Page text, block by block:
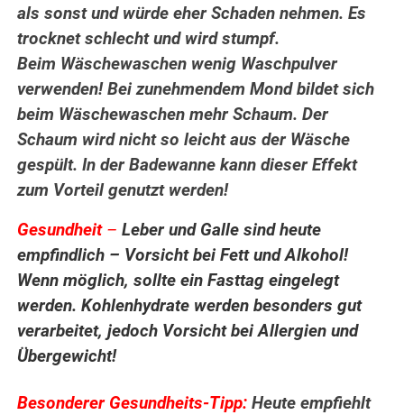
als sonst und würde eher Schaden nehmen. Es
trocknet schlecht und wird stumpf.
Beim Wäschewaschen wenig Waschpulver
verwenden! Bei zunehmendem Mond bildet sich
beim Wäschewaschen mehr Schaum. Der
Schaum wird nicht so leicht aus der Wäsche
gespült. In der Badewanne kann dieser Effekt
zum Vorteil genutzt werden!
Gesundheit –Leber und Galle sind heute
empfindlich – Vorsicht bei Fett und Alkohol!
Wenn möglich, sollte ein Fasttag eingelegt
werden. Kohlenhydrate werden besonders gut
verarbeitet, jedoch Vorsicht bei Allergien und
Übergewicht!
Besonderer Gesundheits-Tipp:Heute empfiehlt